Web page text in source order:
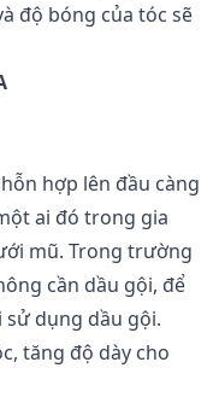
độ bóng của tóc sẽ
hợp lên đầu càng
ai đó trong gia
mũ. Trong trường
cần dầu gội, để
sử dụng dầu gội.
tăng độ dày cho